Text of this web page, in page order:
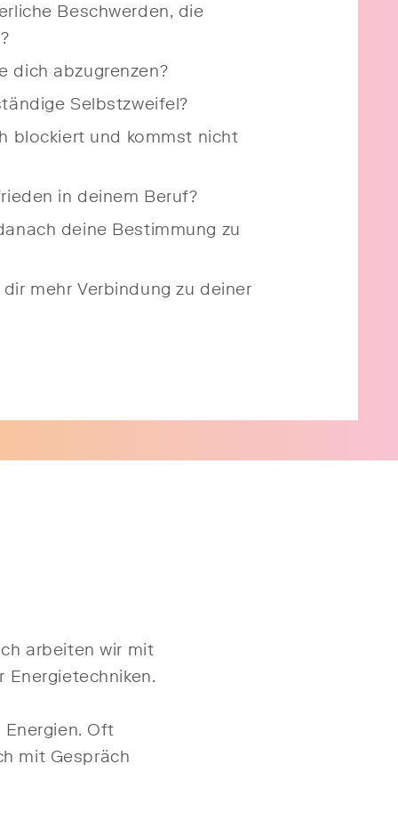
Beschwerden, die
dich abzugrenzen?
Selbstzweifel?
blockiert und kommst nicht
in deinem Beruf?
deine Bestimmung zu
mehr Verbindung zu deiner
arbeiten wir mit
Oft
mit Gespräch